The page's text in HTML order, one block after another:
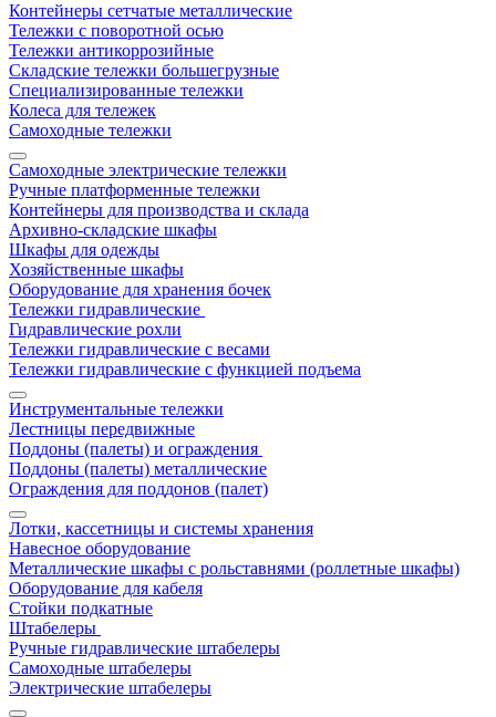
Контейнеры сетчатые металлические
Тележки с поворотной осью
Тележки антикоррозийные
Складские тележки большегрузные
Специализированные тележки
Колеса для тележек
Самоходные тележки
Самоходные электрические тележки
Ручные платформенные тележки
Контейнеры для производства и склада
Архивно-складские шкафы
Шкафы для одежды
Хозяйственные шкафы
Оборудование для хранения бочек
Тележки гидравлические
Гидравлические рохли
Тележки гидравлические с весами
Тележки гидравлические с функцией подъема
Инструментальные тележки
Лестницы передвижные
Поддоны (палеты) и ограждения
Поддоны (палеты) металлические
Ограждения для поддонов (палет)
Лотки, кассетницы и системы хранения
Навесное оборудование
Металлические шкафы с рольставнями (роллетные шкафы)
Оборудование для кабеля
Стойки подкатные
Штабелеры
Ручные гидравлические штабелеры
Самоходные штабелеры
Электрические штабелеры